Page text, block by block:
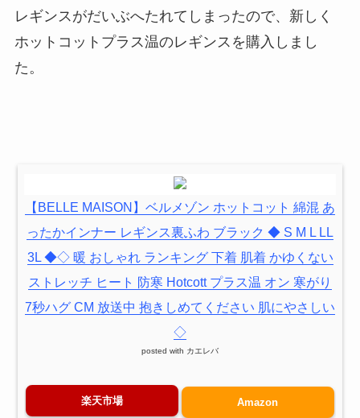
レギンスがだいぶへたれてしまったので、新しく
ホットコットプラス温のレギンスを購入しまし
た。
【BELLE MAISON】ベルメゾン ホットコット 綿混 あ
ったかインナー レギンス裏ふわ ブラック ◆ S M L LL
3L ◆◇ 暖 おしゃれ ランキング 下着 肌着 かゆくない
ストレッチ ヒート 防寒 Hotcott プラス温 オン 寒がり
7秒ハグ CM 放送中 抱きしめてください 肌にやさしい
◇
posted with カエレバ
楽天市場 Amazon